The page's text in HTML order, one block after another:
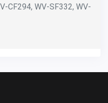
CF294, WV-SF332, WV-